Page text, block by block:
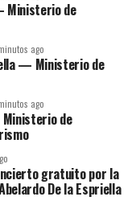
Ministerio de
ago
— Ministerio de
ago
de
gratuito por la
De la Espriella